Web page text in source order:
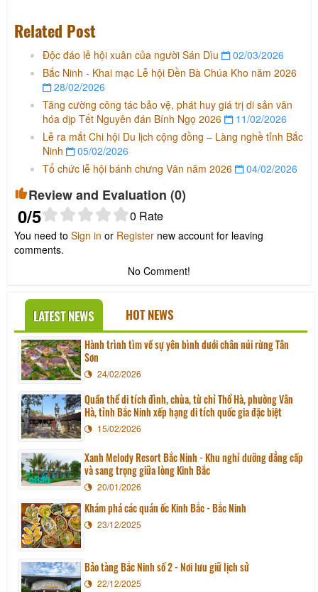
Related Post
Độc đáo lễ hội xuân của người Sán Dìu
02/03/2026
Bắc Ninh - Khai mạc Lễ hội Đền Bà Chúa Kho năm 2026
28/02/2026
Tăng cường công tác bảo vệ, phát huy giá trị di sản văn
hóa dịp Tết Nguyên đán Bính Ngọ 2026
11/02/2026
Lễ ra mắt Chi hội Du lịch cộng đồng – Làng nghề tỉnh Bắc
Ninh
05/02/2026
Tổ chức lễ hội bánh chưng Vân năm 2026
04/02/2026
Review and Evaluation (0)
0/5 0 Rate
You need to Sign in or Register new account for leaving
comments.
No Comment!
LATEST NEWS HOT NEWS
Hành trình tìm về sự yên bình dưới chân núi rừng Tân
Sơn
24/02/2026
Quần thể di tích đình, chùa, từ chỉ Thổ Hà, phường Vân
Hà, tỉnh Bắc Ninh xếp hạng di tích quốc gia đặc biệt
15/02/2026
Xanh Melody Resort Bắc Ninh - Khu nghỉ dưỡng đẳng cấp
và sang trọng giữa lòng Kinh Bắc
20/01/2026
Khám phá các quán ốc Kinh Bắc - Bắc Ninh
23/12/2025
Bảo tàng Bắc Ninh số 2 - Nơi lưu giữ lịch sử
22/12/2025